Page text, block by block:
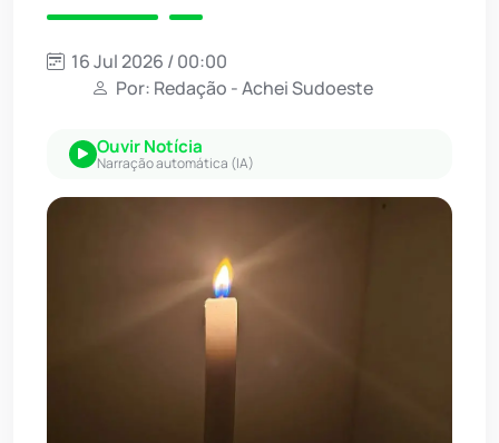
16 Jul 2026 / 00:00
Por: Redação - Achei Sudoeste
Ouvir Notícia
Narração automática (IA)